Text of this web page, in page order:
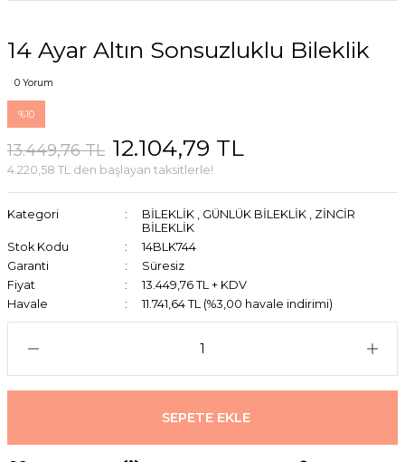
14 Ayar Altın Sonsuzluklu Bileklik
0 Yorum
%10
13.449,76 TL 12.104,79 TL
4.220,58 TL den başlayan taksitlerle!
Kategori BİLEKLİK , GÜNLÜK BİLEKLİK , ZİNCİR
BİLEKLİK
Stok Kodu
14BLK744
Garanti
Süresiz
Fiyat
13.449,76 TL + KDV
Havale
11.741,64 TL (%3,00 havale indirimi)
SEPETE EKLE